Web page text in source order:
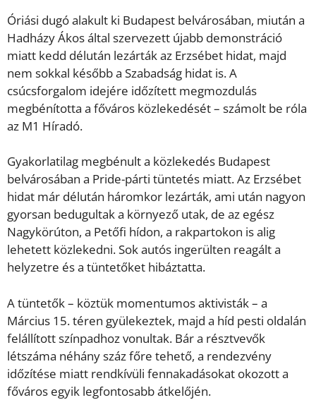
Óriási dugó alakult ki Budapest belvárosában, miután a
Hadházy Ákos által szervezett újabb demonstráció
miatt kedd délután lezárták az Erzsébet hidat, majd
nem sokkal később a Szabadság hidat is. A
csúcsforgalom idejére időzített megmozdulás
megbénította a főváros közlekedését – számolt be róla
az M1 Híradó.
Gyakorlatilag megbénult a közlekedés Budapest
belvárosában a Pride-párti tüntetés miatt. Az Erzsébet
hidat már délután háromkor lezárták, ami után nagyon
gyorsan bedugultak a környező utak, de az egész
Nagykörúton, a Petőfi hídon, a rakpartokon is alig
lehetett közlekedni. Sok autós ingerülten reagált a
helyzetre és a tüntetőket hibáztatta.
A tüntetők – köztük momentumos aktivisták – a
Március 15. téren gyülekeztek, majd a híd pesti oldalán
felállított színpadhoz vonultak. Bár a résztvevők
létszáma néhány száz főre tehető, a rendezvény
időzítése miatt rendkívüli fennakadásokat okozott a
főváros egyik legfontosabb átkelőjén.